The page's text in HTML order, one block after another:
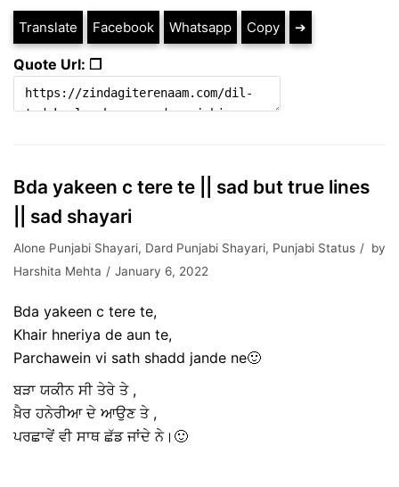
Translate Facebook Whatsapp Copy ➔
Quote Url: ❐
Bda yakeen c tere te || sad but true lines
|| sad shayari
Alone Punjabi Shayari, Dard Punjabi Shayari, Punjabi Status
by
Harshita Mehta
January 6, 2022
Bda yakeen c tere te,
Khair hneriya de aun te,
Parchawein vi sath shadd jande ne🙂
ਬੜਾ ਯਕੀਨ ਸੀ ਤੇਰੇ ਤੇ ,
ਖ਼ੈਰ ਹਨੇਰੀਆ ਦੇ ਆਉਣ ਤੇ ,
ਪਰਛਾਵੇਂ ਵੀ ਸਾਥ ਛੱਡ ਜਾਂਦੇ ਨੇ।🙂